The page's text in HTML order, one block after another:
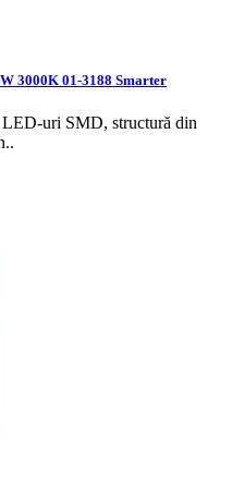
3000K 01-3188 Smarter
uri SMD, structură din